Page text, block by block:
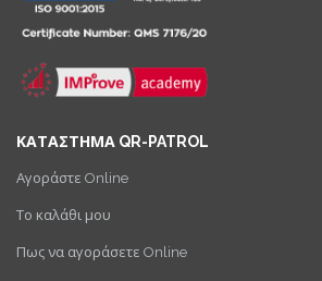
ΚΑΤΑΣΤΗΜΑ QR-PATROL
Αγοράστε Online
Το καλάθι μου
Πως να αγοράσετε Online